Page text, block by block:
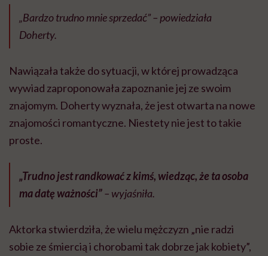
„Bardzo trudno mnie sprzedać” – powiedziała
Doherty.
Nawiązała także do sytuacji, w której prowadząca
wywiad zaproponowała zapoznanie jej ze swoim
znajomym. Doherty wyznała, że jest otwarta na nowe
znajomości romantyczne. Niestety nie jest to takie
proste.
„Trudno jest randkować z kimś, wiedząc, że ta osoba
ma datę ważności”– wyjaśniła.
Aktorka stwierdziła, że ​​wielu mężczyzn „nie radzi
sobie ze śmiercią i chorobami tak dobrze jak kobiety”,